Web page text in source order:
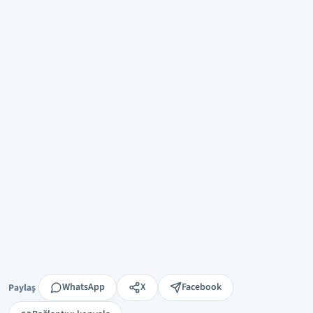
Paylaş
Paylaş WhatsApp X
Facebook